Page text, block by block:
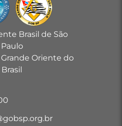
Brasil de São
Paulo
Oriente do
Brasil